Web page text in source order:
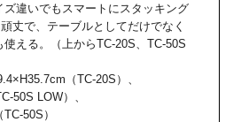
ズ違いでもスマートにスタッキング
丈で、テーブルとしてだけでなく
える。（上からTC-20S、TC-50S
（TC-20S）、
50S LOW）、
50S）